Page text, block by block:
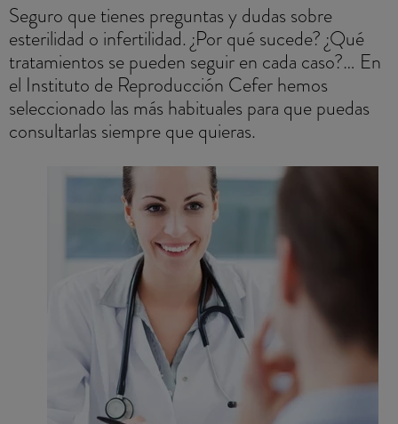
Seguro que tienes preguntas y dudas sobre
esterilidad o infertilidad. ¿Por qué sucede? ¿Qué
tratamientos se pueden seguir en cada caso?… En
el Instituto de Reproducción Cefer hemos
seleccionado las más habituales para que puedas
consultarlas siempre que quieras.